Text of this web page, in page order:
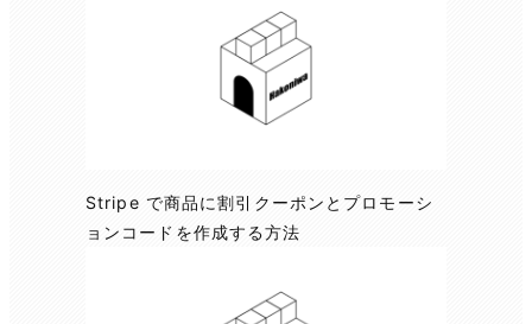
Stripe で商品に割引クーポンとプロモーシ
ョンコードを作成する方法